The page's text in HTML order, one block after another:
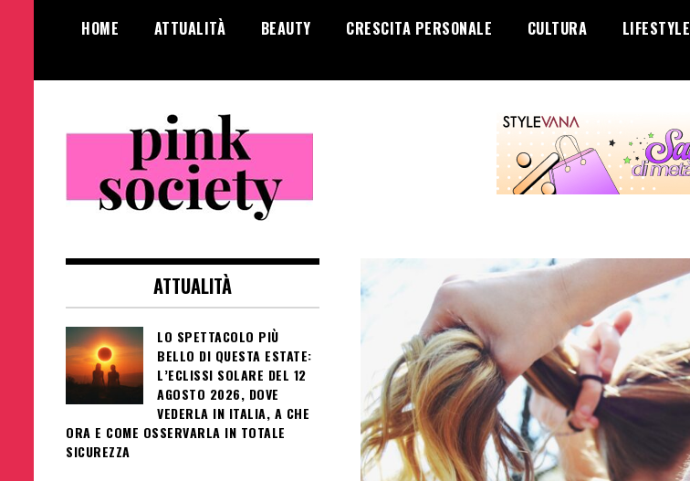
HOME ATTUALITÀ BEAUTY CRESCITA PERSONALE CULTURA LIFESTYLE
Pink Society
femminile
ATTUALITÀ
LO SPETTACOLO PIÙ
BELLO DI QUESTA ESTATE:
L’ECLISSI SOLARE DEL 12
AGOSTO 2026, DOVE
VEDERLA IN ITALIA, A CHE
ORA E COME OSSERVARLA IN TOTALE
SICUREZZA